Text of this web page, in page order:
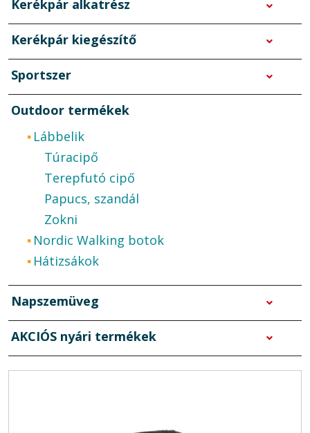
Kerékpár alkatrész
Kerékpár kiegészítő
Sportszer
Outdoor termékek
Lábbelik
Túracipő
Terepfutó cipő
Papucs, szandál
Zokni
Nordic Walking botok
Hátizsákok
Napszemüveg
AKCIÓS nyári termékek